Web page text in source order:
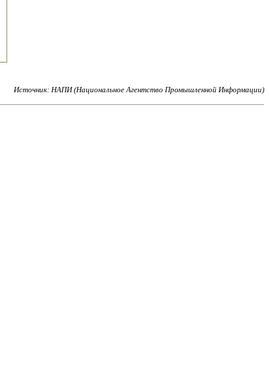
Источник: НАПИ (Национальное Агентство Промышленной Информации)